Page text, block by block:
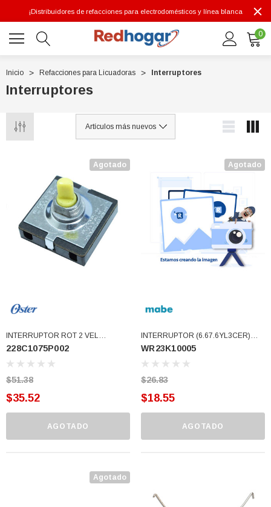
¡Distribuidores de refacciones para electrodomésticos y línea blanca
0
Inicio Refacciones para Licuadoras Interruptores
Interruptores
Agotado
INTERRUPTOR ROT 2 VEL
LICUADORA SLANT
(228C1075P002)
228C1075P002
$51.38
$35.52
AGOTADO
Agotado
INTERRUPTOR (6.67.6YL3CER)
(WR23K10005)
WR23K10005
$26.83
$18.55
AGOTADO
Agotado
7614